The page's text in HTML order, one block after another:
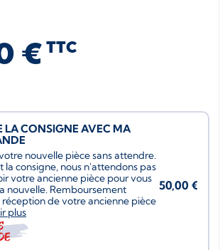
€ TTC
LA CONSIGNE AVEC MA
nouvelle pièce sans attendre.
la consigne, nous n'attendons pas
votre ancienne pièce pour vous
nouvelle. Remboursement
de votre ancienne pièce
plus
50,00 €